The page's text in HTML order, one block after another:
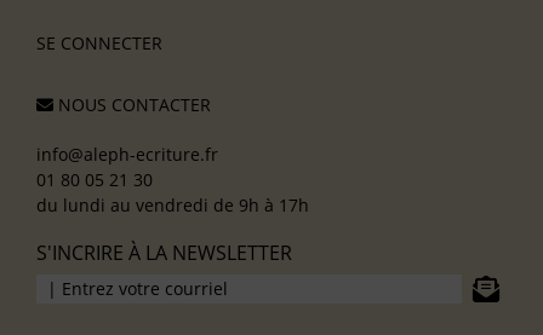
SE CONNECTER
NOUS CONTACTER
info@aleph-ecriture.fr
01 80 05 21 30
du lundi au vendredi de 9h à 17h
S'INCRIRE À LA NEWSLETTER